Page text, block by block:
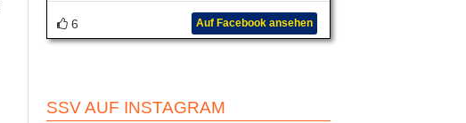
6 Auf Facebook ansehen
SSV AUF INSTAGRAM